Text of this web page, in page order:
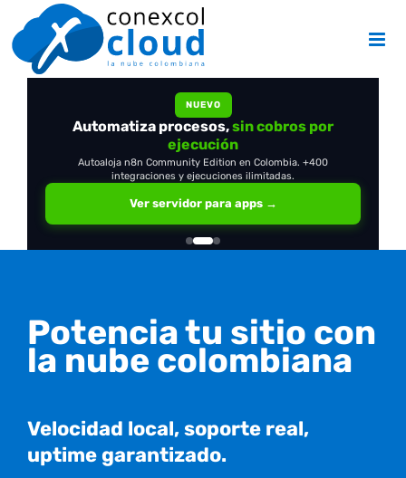
to
content
en tu propio servidor
NUEVO
Automatiza procesos,sin cobros por
ejecución
Autoaloja n8n Community Edition en Colombia. +400
integraciones y ejecuciones ilimitadas.
Ver servidor para apps →
OpenClaw
Potencia tu sitio con
la nube colombiana
Velocidad local, soporte real,
uptime garantizado.